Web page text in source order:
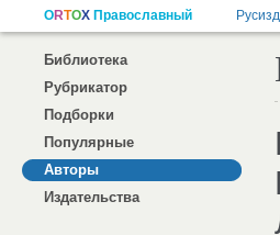
Библиотека
Рубрикатор
Подборки
Популярные
Авторы
Издательства